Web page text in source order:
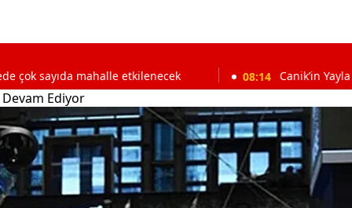
mahalle etkilenecek 08:14 Canik’in Yayla
Ediyor